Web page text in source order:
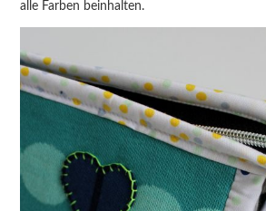
alle Farben beinhalten.